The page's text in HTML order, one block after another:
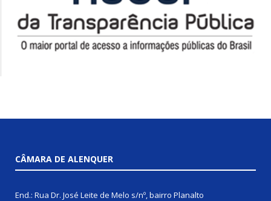
CÂMARA DE ALENQUER
End.: Rua Dr. José Leite de Melo s/nº, bairro Planalto